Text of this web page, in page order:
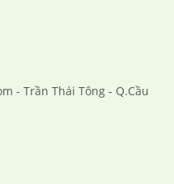
- Trần Thái Tông - Q.Cầu